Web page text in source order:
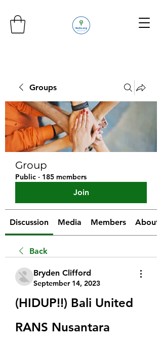
Groups
Group
Public · 185 members
Join
Discussion Media Members About
Back
Bryden Clifford
September 14, 2023
(HIDUP!!) Bali United
RANS Nusantara